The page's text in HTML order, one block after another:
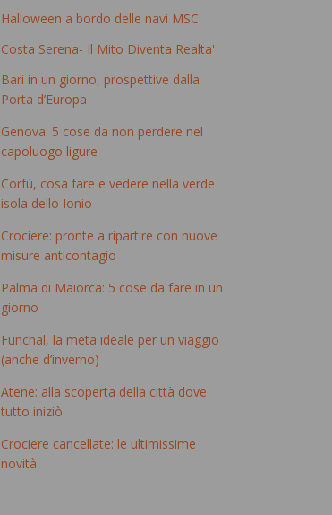
Halloween a bordo delle navi MSC
Costa Serena- Il Mito Diventa Realta'
Bari in un giorno, prospettive dalla
Porta d’Europa
Genova: 5 cose da non perdere nel
capoluogo ligure
Corfù, cosa fare e vedere nella verde
isola dello Ionio
Crociere: pronte a ripartire con nuove
misure anticontagio
Palma di Maiorca: 5 cose da fare in un
giorno
Funchal, la meta ideale per un viaggio
(anche d’inverno)
Atene: alla scoperta della città dove
tutto iniziò
Crociere cancellate: le ultimissime
novità